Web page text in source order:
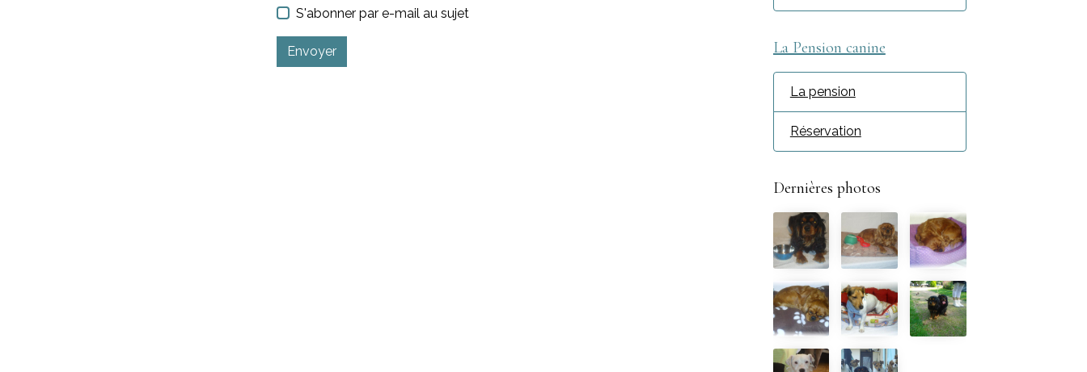
S'abonner par e-mail au sujet
Envoyer La Pension canine
La pension
Réservation
Dernières photos